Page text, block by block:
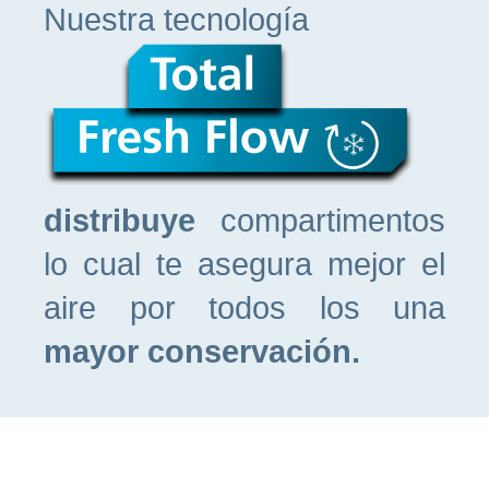
Nuestra tecnología
distribuye compartimentos
lo cual te asegura mejor el
aire por todos los una
mayor conservación.